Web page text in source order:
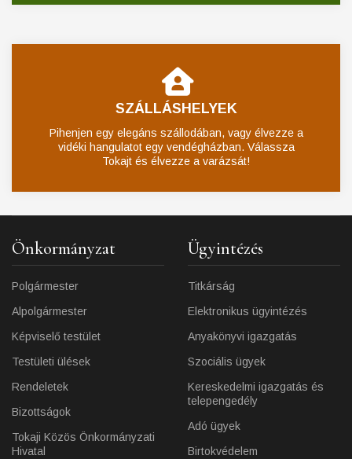
SZÁLLÁSHELYEK
Pihenjen egy elegáns szállodában, vagy élvezze a
vidéki hangulatot egy vendégházban. Válassza
Tokajt és élvezze a varázsát!
Önkormányzat
Polgármester
Alpolgármester
Képviselő testület
Testületi ülések
Rendeletek
Bizottságok
Tokaji Közös Önkormányzati
Hivatal
Ügyintézés
Titkárság
Elektronikus ügyintézés
Anyakönyvi igazgatás
Szociális ügyek
Kereskedelmi igazgatás és
telepengedély
Adó ügyek
Birtokvédelem